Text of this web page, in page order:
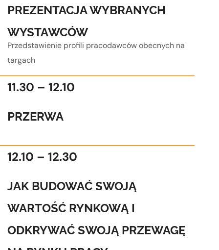
PREZENTACJA WYBRANYCH
WYSTAWCÓW
Przedstawienie profili pracodawców obecnych na
targach
11.30 – 12.10
PRZERWA
12.10 – 12.30
JAK BUDOWAĆ SWOJĄ
WARTOŚĆ RYNKOWĄ I
ODKRYWAĆ SWOJĄ PRZEWAGĘ